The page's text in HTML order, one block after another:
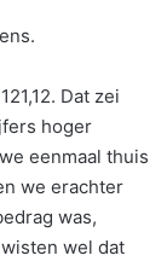
Dat zei
hoger
eenmaal thuis
we erachter
was,
wel dat